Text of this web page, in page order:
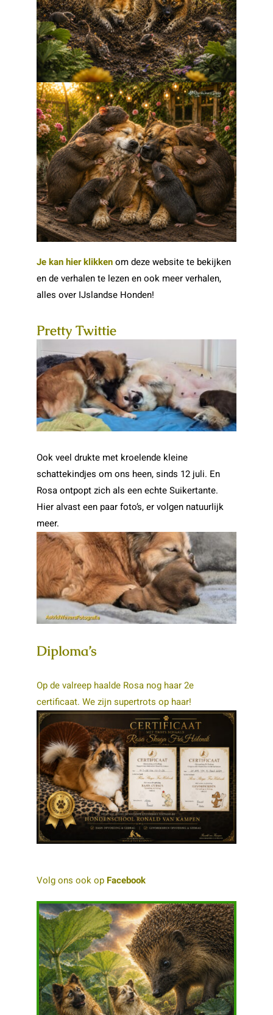
Je kan hier klikkenom deze website te bekijken
en de verhalen te lezen en ook meer verhalen,
alles over IJslandse Honden!
Pretty Twittie
Ook veel drukte met kroelende kleine
schattekindjes om ons heen, sinds 12 juli. En
Rosa ontpopt zich als een echte Suikertante.
Hier alvast een paar foto’s, er volgen natuurlijk
meer.
Diploma’s
Op de valreep haalde Rosa nog haar 2e
certificaat. We zijn supertrots op haar!
Volg ons ook op Facebook